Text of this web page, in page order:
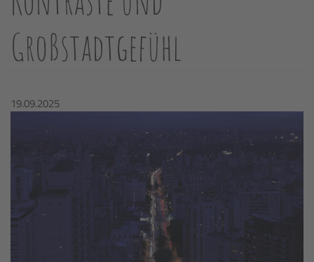
Großstadtgefühl
19.09.2025